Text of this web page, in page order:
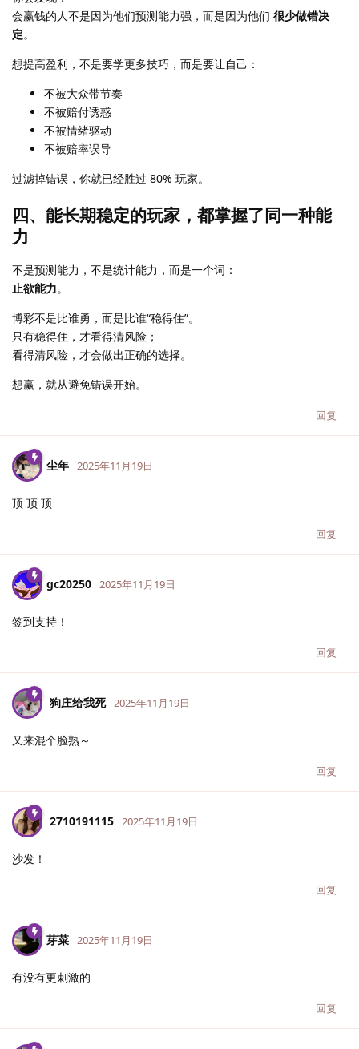
会赢钱的人不是因为他们预测能力强，而是因为他们 很少做错决
定。
想提高盈利，不是要学更多技巧，而是要让自己：
不被大众带节奏
不被赔付诱惑
不被情绪驱动
不被赔率误导
过滤掉错误，你就已经胜过 80% 玩家。
四、能长期稳定的玩家，都掌握了同一种能
力
不是预测能力，不是统计能力，而是一个词：
止欲能力。
博彩不是比谁勇，而是比谁“稳得住”。
只有稳得住，才看得清风险；
看得清风险，才会做出正确的选择。
想赢，就从避免错误开始。
回复
尘年 2025年11月19日
顶 顶 顶
回复
gc20250 2025年11月19日
签到支持！
回复
狗庄给我死 2025年11月19日
又来混个脸熟～
回复
2710191115 2025年11月19日
沙发！
回复
芽菜 2025年11月19日
有没有更刺激的
回复